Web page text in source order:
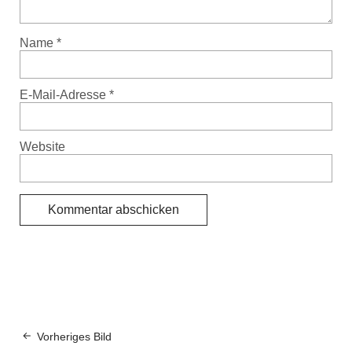
Name *
E-Mail-Adresse *
Website
Vorheriges Bild